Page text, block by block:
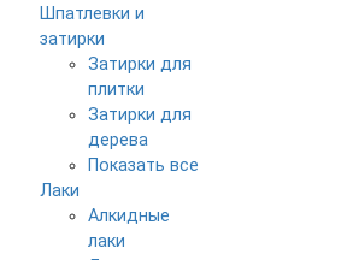
Шпатлевки и
затирки
Затирки для
плитки
Затирки для
дерева
Показать все
Лаки
Алкидные
лаки